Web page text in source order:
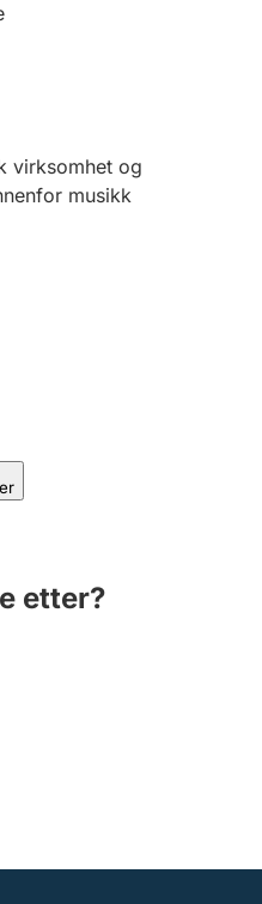
virksomhet og
musikk
etter?